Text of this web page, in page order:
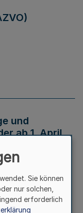
und
ab 1. April
Sie können
nur solchen,
erforderlich